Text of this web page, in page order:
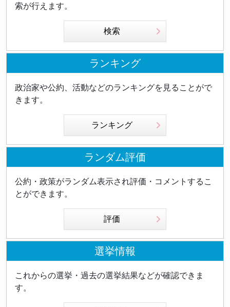
索が行えます。
検索
ランキング
政治家や公約、活動などのランキングを見ることがで
きます。
ランキング
ランダム評価
公約・政策がランダム表示され評価・コメントするこ
とができます。
評価
選挙情報
これからの選挙・過去の選挙結果などが確認できま
す。